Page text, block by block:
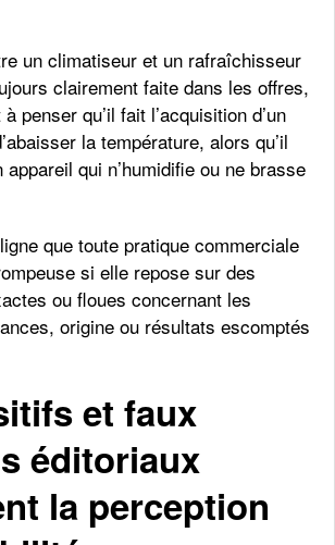
un climatiseur et un rafraîchisseur
clairement faite dans les offres,
penser qu’il fait l’acquisition d’un
la température, alors qu’il
qui n’humidifie ou ne brasse
que toute pratique commerciale
si elle repose sur des
ou floues concernant les
origine ou résultats escomptés
et faux
éditoriaux
la perception